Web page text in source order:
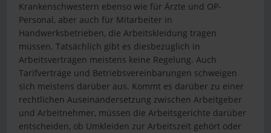
Krankenschwestern ebenso wie für Ärzte und OP-
Personal, aber auch für Mitarbeiter in
Handwerksbetrieben, die Arbeitskleidung tragen
müssen. Tatsächlich gibt es diesbezüglich in
Arbeitsverträgen meistens keine Regelung. Auch
Tarifverträge und Betriebsvereinbarungen schweigen
sich meistens darüber aus. Kommt es darüber zu einer
rechtlichen Auseinandersetzung zwischen Arbeitgeber
und Arbeitnehmer, müssen die Arbeitsgerichte darüber
entscheiden, ob Umkleiden zur Arbeitszeit gehört oder